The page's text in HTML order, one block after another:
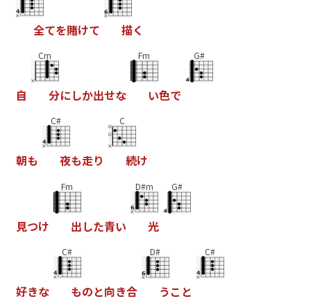
全てを賭けて 描く
自
Cm
分にしか出せな
Fm
い色で
G#
朝も
C#
夜も走り
C
続け
見つけ
Fm
出した青い
D#m
光
G#
好きな
C#
ものと向き合
D#
う こ と
C#